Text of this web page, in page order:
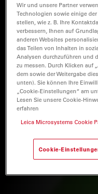
Wir und unsere Partner
Technologien sowie einige
stellen, wie z. B. Ihre
verbessern, Ihnen auf
anderen Websites
das Teilen von Inhalten in
Analysen durchzuführen und
zu messen. Durch Klicken auf
dem sowie der Weitergabe
unten). Sie können Ihre
„Cookie-Einstellungen“ am
Lesen Sie unsere Cookie-
erfahren
Leica Microsystems Cookie
Cookie-